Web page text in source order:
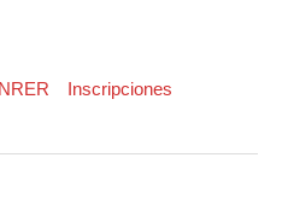
Inscripciones